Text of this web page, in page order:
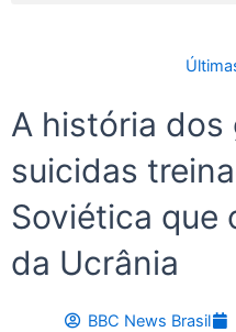
A história dos
suicidas
Soviética que
da Ucrânia
BBC News Brasil